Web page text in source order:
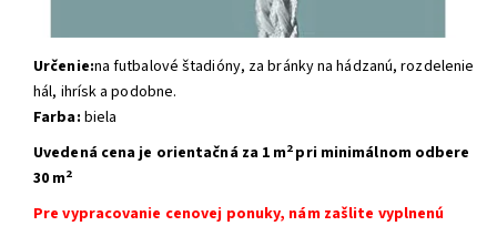
Určenie:na futbalové štadióny, za bránky na hádzanú, rozdelenie
hál, ihrísk a podobne.
Farba: biela
Uvedená cena je orientačná za 1 m2 pri minimálnom odbere
30 m2
Pre vypracovanie cenovej ponuky, nám zašlite vyplnenú